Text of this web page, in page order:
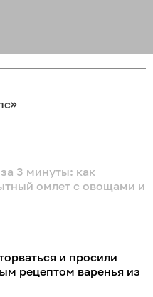
3 минуты: как
омлет с овощами и
и просили
рецептом варенья из